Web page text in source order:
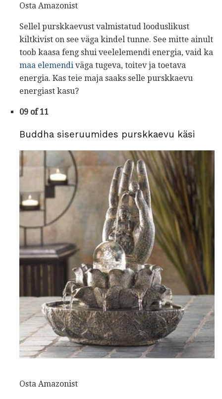
Osta Amazonist
Sellel purskkaevust valmistatud looduslikust
kiltkivist on see väga kindel tunne. See mitte ainult
toob kaasa feng shui veelelemendi energia, vaid ka
maa elemendi väga tugeva, toitev ja toetava
energia. Kas teie maja saaks selle purskkaevu
energiast kasu?
09 of 11
Buddha siseruumides purskkaevu käsi
Osta Amazonist